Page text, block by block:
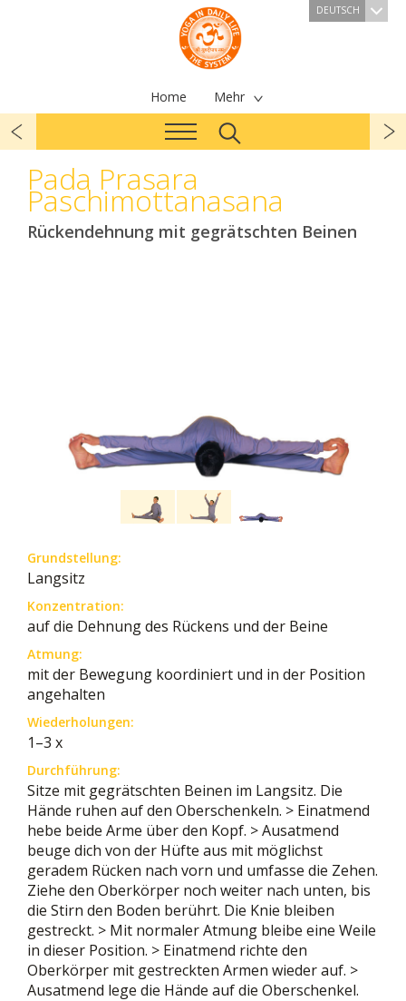
DEUTSCH
Home Mehr
Pada Prasara
Paschimottanasana
Rückendehnung mit gegrätschten Beinen
Grundstellung:
Langsitz
Konzentration:
auf die Dehnung des Rückens und der Beine
Atmung:
mit der Bewegung koordiniert und in der Position
angehalten
Wiederholungen:
1–3 x
Durchführung:
Sitze mit gegrätschten Beinen im Langsitz. Die
Hände ruhen auf den Oberschenkeln. > Einatmend
hebe beide Arme über den Kopf. > Ausatmend
beuge dich von der Hüfte aus mit möglichst
geradem Rücken nach vorn und umfasse die Zehen.
Ziehe den Oberkörper noch weiter nach unten, bis
die Stirn den Boden berührt. Die Knie bleiben
gestreckt. > Mit normaler Atmung bleibe eine Weile
in dieser Position. > Einatmend richte den
Oberkörper mit gestreckten Armen wieder auf. >
Ausatmend lege die Hände auf die Oberschenkel.